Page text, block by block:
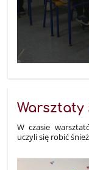
Warsztaty
W czasie
uczyli się robić